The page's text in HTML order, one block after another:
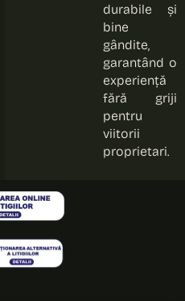
durabile și
bine
gândite,
garantând o
experiență
fără griji
pentru
viitorii
proprietari.